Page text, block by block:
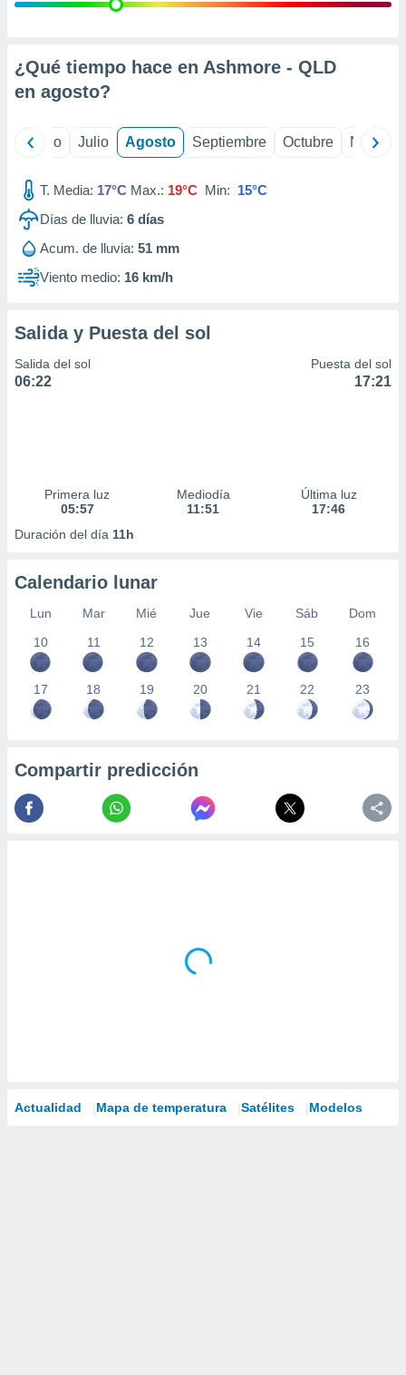
e
mediante
de
1199
¿Qué tiempo hace en Ashmore - QLD
en agosto?
Junio Julio Agosto Septiembre Octubre
T. Media: 17°C Max.: 19°C Min: 15°C
Días de lluvia: 6 días
Acum. de lluvia: 51 mm
Viento medio: 16 km/h
Salida y Puesta del sol
Salida del sol
06:22
Puesta del sol
17:21
Primera luz
05:57
Mediodía
11:51
Última luz
17:46
Duración del día 11h
Calendario lunar
Lun Mar Mié Jue Vie Sáb
Dom
10
11 12 13 14 15 16
17 18 19 20 21 22 23
Compartir predicción
Actualidad Mapa de temperatura Satélites Modelos